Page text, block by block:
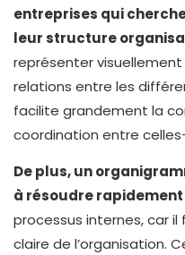
entreprises qui
leur structure
représenter
relations entre les
facilite grandement la
coordination entre
De plus, un
à résoudre
processus internes, car il
claire de l’organisation.